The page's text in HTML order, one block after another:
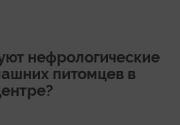
нефрологические
питомцев в